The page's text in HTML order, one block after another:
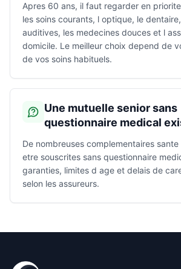
Apres 60 ans, il faut regarder en
les soins courants, l optique, le
auditives, les medecines douces et l
domicile. Le meilleur choix depend de
de vos soins habituels.
Une mutuelle senior sans
questionnaire medical
De nombreuses complementaires
etre souscrites sans questionnaire
garanties, limites d age et delais de
selon les assureurs.